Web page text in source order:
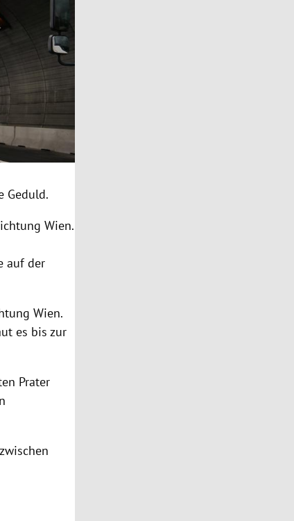
Geduld.
Wien.
auf der
Wien.
es bis zur
Prater